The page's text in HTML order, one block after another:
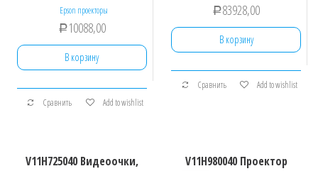
Epson проекторы
Р 10088,00
В корзину
Сравнить Add to wishlist
Р83928,00
В корзину
Сравнить Add to wishlist
V11H725040 Видеоочки,
V11H980040 Проектор